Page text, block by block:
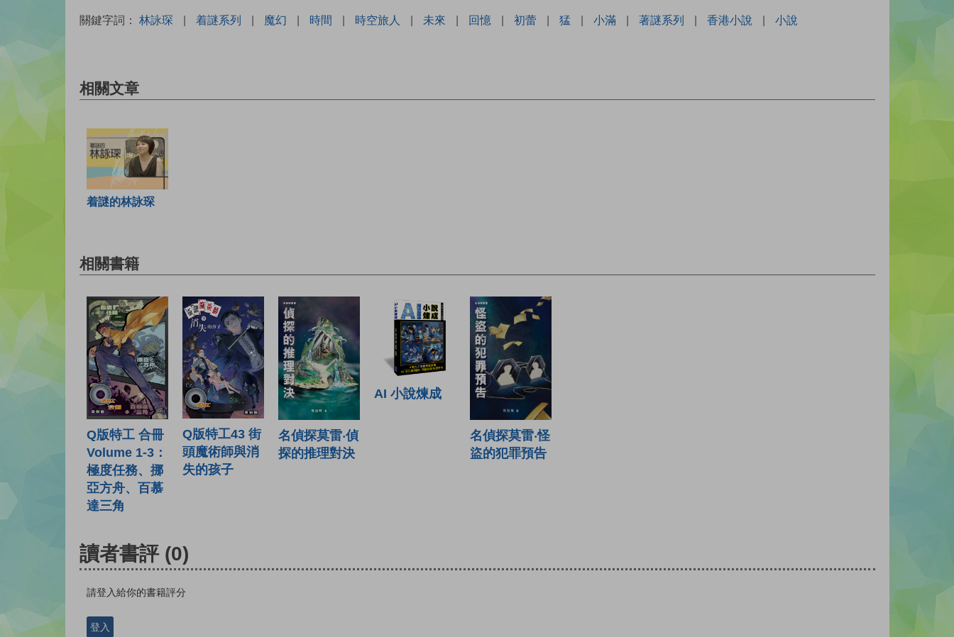
關鍵字詞： 林詠琛 | 着謎系列 | 魔幻 | 時間 | 時空旅人 | 未來 | 回憶 | 初蕾 | 猛 | 小滿 | 著謎系列 | 香港小說 | 小說
相關文章
着謎的林詠琛
相關書籍
Q版特工 合冊
Volume 1-3：
極度任務、挪
亞方舟、百慕
達三角
Q版特工43 街
頭魔術師與消
失的孩子
名偵探莫雷‧偵
探的推理對決
AI 小說煉成
名偵探莫雷‧怪
盜的犯罪預告
讀者書評 (0)
請登入給你的書籍評分
登入